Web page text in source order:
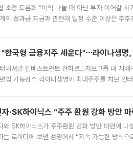
초청 토론회 “이익 나눌 때 아닌 투자 이어갈
의 성과급 지급과 관련해 일정 수준 이상은 주
"한국형 금융지주 세운다"⋯라이나생명
내셔널 인베스트먼트 산하로…처브그룹 내 지
입 가능성↑ 라이나생명이 최대주주를 처브 인
·SK하이닉스 “주주 환원 강화 방안
하이닉스가 주주환원 강화 방안 마련에 나설 것이라고 밝혔다. 5일(현
는 로이터에 보낸 성명에서 “지속 가능한 방식